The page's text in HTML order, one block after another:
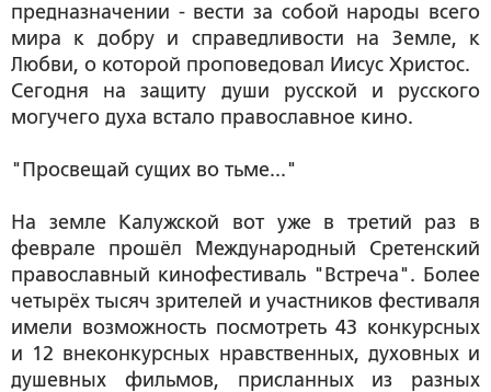
предназначении - вести за собой народы всего
мира к добру и справедливости на Земле, к
Любви, о которой проповедовал Иисус Христос.
Сегодня на защиту души русской и русского
могучего духа встало православное кино.
"Просвещай сущих во тьме..."
На земле Калужской вот уже в третий раз в
феврале прошёл Международный Сретенский
православный кинофестиваль "Встреча". Более
четырёх тысяч зрителей и участников фестиваля
имели возможность посмотреть 43 конкурсных
и 12 внеконкурсных нравственных, духовных и
душевных фильмов, присланных из разных